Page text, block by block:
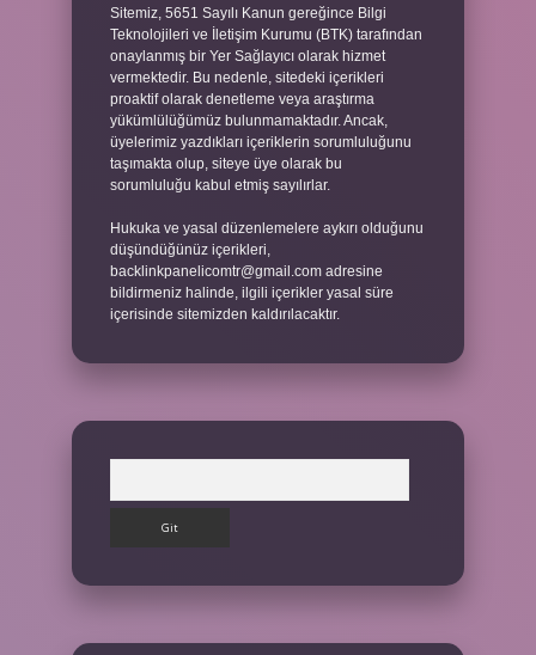
Sitemiz, 5651 Sayılı Kanun gereğince Bilgi
Teknolojileri ve İletişim Kurumu (BTK) tarafından
onaylanmış bir Yer Sağlayıcı olarak hizmet
vermektedir. Bu nedenle, sitedeki içerikleri
proaktif olarak denetleme veya araştırma
yükümlülüğümüz bulunmamaktadır. Ancak,
üyelerimiz yazdıkları içeriklerin sorumluluğunu
taşımakta olup, siteye üye olarak bu
sorumluluğu kabul etmiş sayılırlar.
Hukuka ve yasal düzenlemelere aykırı olduğunu
düşündüğünüz içerikleri,
backlinkpanelicomtr@gmail.com adresine
bildirmeniz halinde, ilgili içerikler yasal süre
içerisinde sitemizden kaldırılacaktır.